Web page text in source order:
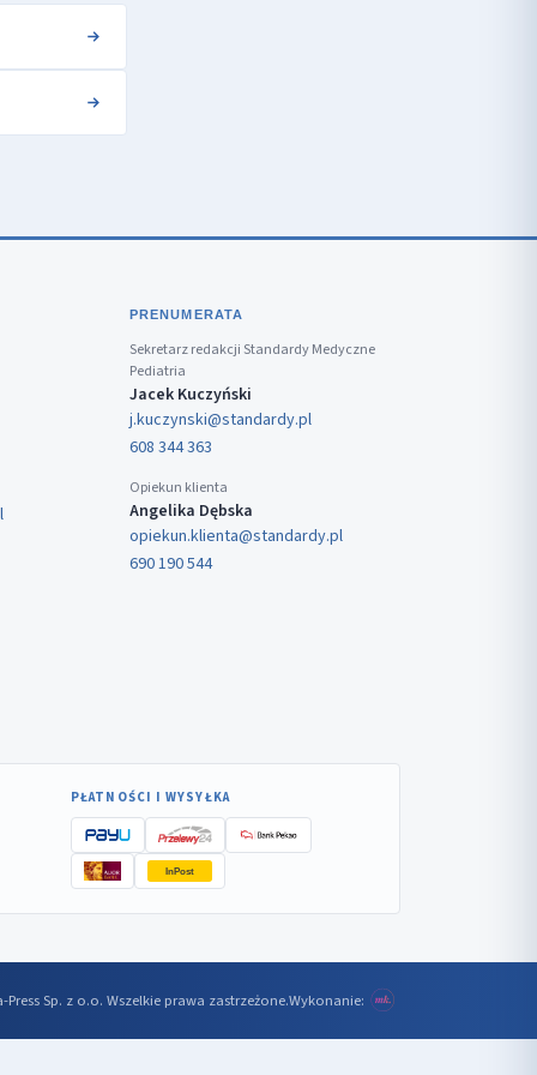
PRENUMERATA
Sekretarz redakcji Standardy Medyczne
Pediatria
Jacek Kuczyński
j.kuczynski@standardy.pl
608 344 363
Opiekun klienta
Angelika Dębska
opiekun.klienta@standardy.pl
690 190 544
PŁATNOŚCI I WYSYŁKA
InPost
Press Sp. z o.o. Wszelkie prawa zastrzeżone.Wykonanie: